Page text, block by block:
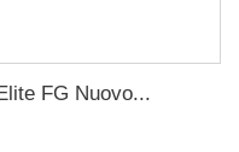
FG Nuovo...